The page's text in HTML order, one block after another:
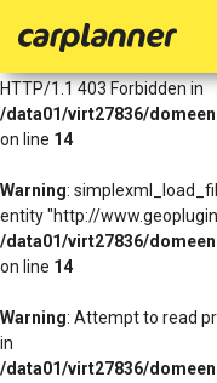
Warning:
HTTP/1.1 403 Forbidden in
/data01/virt27836/
on line 14
Warning:
entity "http://
/data01/virt27836/
on line 14
Warning: Attempt to read
in
/data01/virt27836/